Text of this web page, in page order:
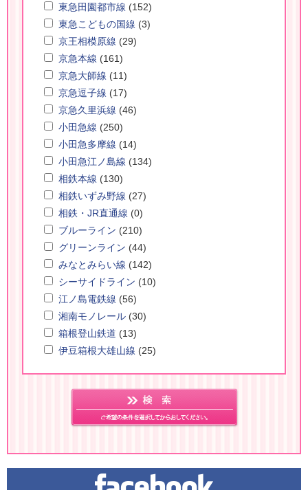
東急田園都市線 (152)
東急こどもの国線 (3)
京王相模原線 (29)
京急本線 (161)
京急大師線 (11)
京急逗子線 (17)
京急久里浜線 (46)
小田急線 (250)
小田急多摩線 (14)
小田急江ノ島線 (134)
相鉄本線 (130)
相鉄いずみ野線 (27)
相鉄・JR直通線 (0)
ブルーライン (210)
グリーンライン (44)
みなとみらい線 (142)
シーサイドライン (10)
江ノ島電鉄線 (56)
湘南モノレール (30)
箱根登山鉄道 (13)
伊豆箱根大雄山線 (25)